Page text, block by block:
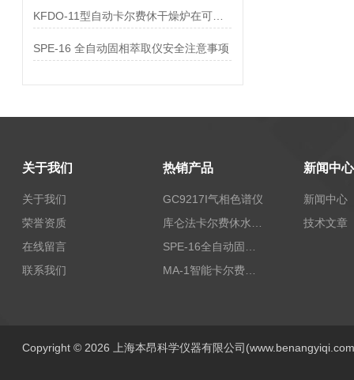
SPE-16 全自动固相萃取仪安全注意事项
关于我们
关于我们
荣誉资质
在线留言
联系我们
热销产品
GC9217I气相色谱仪
MA-1智能卡尔费休水分测定仪
新闻中心
新闻中心
技术文章
Copyright © 2026 上海本昂科学仪器有限公司